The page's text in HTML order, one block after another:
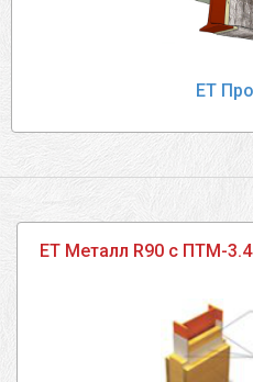
ЕТ
ЕТ Металл R90 с ПТМ-3.4